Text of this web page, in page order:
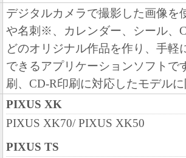
デジタルカメラで撮影した画像を
や名刺※、カレンダー、シール、
どのオリジナル作品を作り、手軽
できるアプリケーションソフト
刷、CD-R印刷に対応したモデル
PIXUS XK
PIXUS XK70/ PIXUS XK50
PIXUS TS